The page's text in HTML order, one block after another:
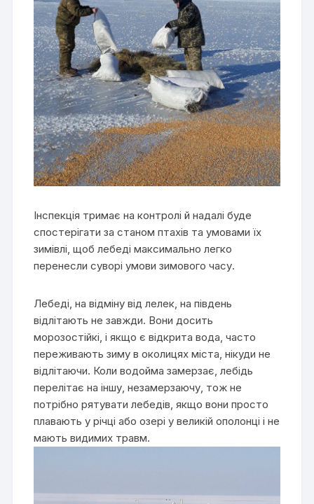
Інспекція тримає на контролі й надалі буде
спостерігати за станом птахів та умовами їх
зимівлі, щоб лебеді максимально легко
перенесли суворі умови зимового часу.
Лебеді, на відміну від лелек, на південь
відлітають не завжди. Вони досить
морозостійкі, і якщо є відкрита вода, часто
переживають зиму в околицях міста, нікуди не
відлітаючи. Коли водойма замерзає, лебідь
перелітає на іншу, незамерзаючу, тож не
потрібно рятувати лебедів, якщо вони просто
плавають у річці або озері у великій ополонці і не
мають видимих травм.